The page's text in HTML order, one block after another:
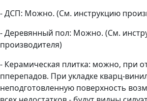
- ДСП: Можно. (См. инструкцию
- Деревянный пол: Можно. (См.
производителя)
- Керамическая плитка: можно, при
пперепадов. При укладке кварц-
неподготовленную поверхность